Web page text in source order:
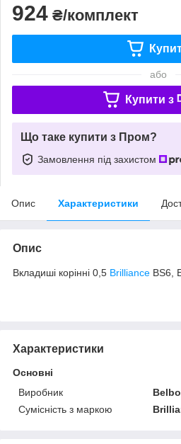
924 ₴/комплект
або
Купити з
Що таке купити з Пром?
Замовлення під захистом
Опис Характеристики
Опис
Вкладиші корінні 0,5 Brilliance BS6,
Характеристики
Основні
Виробник
Сумісність з маркою